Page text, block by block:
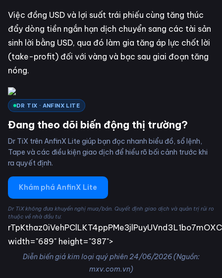
Việc đồng USD và lợi suất trái phiếu cùng tăng thúc
đẩy dòng tiền ngắn hạn dịch chuyển sang các tài sản
sinh lời bằng USD, qua đó làm gia tăng áp lực chốt lời
(take-profit) đối với vàng và bạc sau giai đoạn tăng
nóng.
DR TIX · ANFINX LITE
Đang theo dõi biến động thị trường?
Dr TiX trên AnfinX Lite giúp bạn đọc nhanh biểu đồ, sổ lệnh,
Tape và các điều kiện giao dịch để hiểu rõ bối cảnh trước khi
ra quyết định.
Khám phá AnfinX Lite
Dr TiX không đưa khuyến nghị mua/bán. Quyết định giao dịch và quản trị rủi ro
thuộc về nhà đầu tư.
Diễn biến giá kim loại quý phiên 24/06/2026 (Nguồn:
mxv.com.vn)